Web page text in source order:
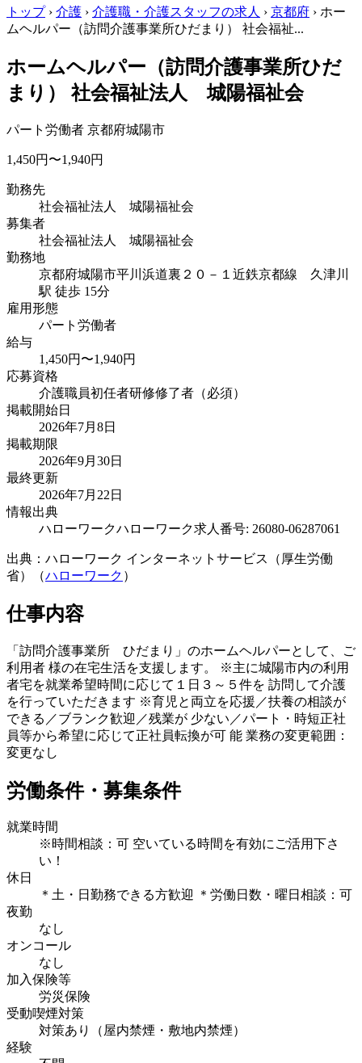
トップ › 介護 › 介護職・介護スタッフの求人 › 京都府 › ホー
ムヘルパー（訪問介護事業所ひだまり） 社会福祉...
ホームヘルパー（訪問介護事業所ひだ
まり） 社会福祉法人 城陽福祉会
パート労働者 京都府城陽市
1,450円〜1,940円
勤務先
社会福祉法人 城陽福祉会
募集者
社会福祉法人 城陽福祉会
勤務地
京都府城陽市平川浜道裏２０－１ 近鉄京都線 久津川
駅 徒歩 15分
雇用形態
パート労働者
給与
1,450円〜1,940円
応募資格
介護職員初任者研修修了者（必須）
掲載開始日
2026年7月8日
掲載期限
2026年9月30日
最終更新
2026年7月22日
情報出典
ハローワークハローワーク求人番号: 26080-06287061
出典：ハローワーク インターネットサービス（厚生労働
省）（ハローワーク ）
仕事内容
「訪問介護事業所 ひだまり」のホームヘルパーとして、ご
利用者 様の在宅生活を支援します。 ※主に城陽市内の利用
者宅を就業希望時間に応じて１日３～５件を 訪問して介護
を行っていただきます ※育児と両立を応援／扶養の相談が
できる／ブランク歓迎／残業が 少ない／パート・時短正社
員等から希望に応じて正社員転換が可 能 業務の変更範囲：
変更なし
労働条件・募集条件
就業時間
※時間相談：可 空いている時間を有効にご活用下さ
い！
休日
＊土・日勤務できる方歓迎 ＊労働日数・曜日相談：可
夜勤
なし
オンコール
なし
加入保険等
労災保険
受動喫煙対策
対策あり（屋内禁煙・敷地内禁煙）
経験